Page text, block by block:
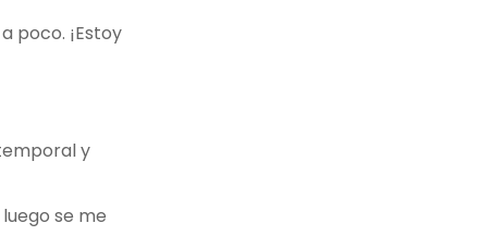
poco. ¡Estoy
y
se me